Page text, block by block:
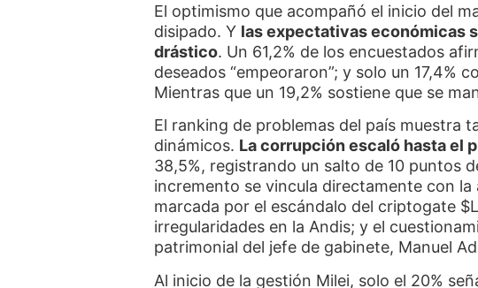
El optimismo que acompañó el inicio del
disipado. Y las expectativas económicas
drástico. Un 61,2% de los encuestados
deseados “empeoraron”; y solo un 17,4%
Mientras que un 19,2% sostiene que se
El ranking de problemas del país muestra
dinámicos. La corrupción escaló hasta el
38,5%, registrando un salto de 10 puntos
incremento se vincula directamente con la
marcada por el escándalo del criptogate
irregularidades en la Andis; y el
patrimonial del jefe de gabinete, Manuel
Al inicio de la gestión Milei, solo el 20%